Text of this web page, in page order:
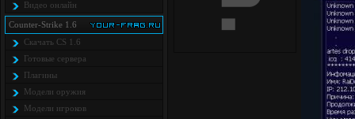
Видео онлайн
Counter-Strike 1.6
Скачать CS 1.6
Готовые сервера
Плагины
Модели оружия
Модели игроков